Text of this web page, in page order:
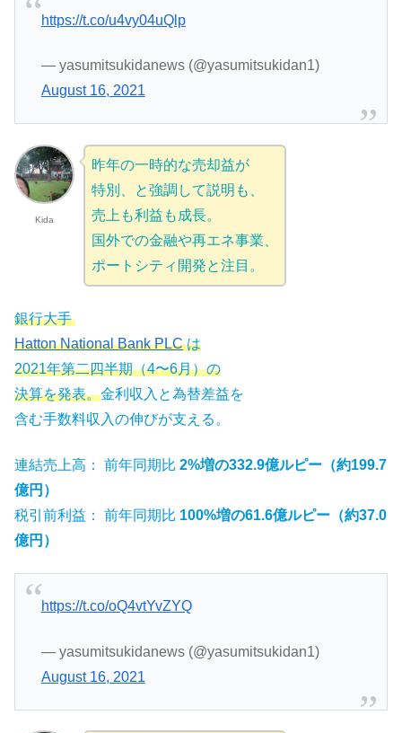
https://t.co/u4vy04uQlp
— yasumitsukidanews (@yasumitsukidan1)
August 16, 2021
Kida
昨年の一時的な売却益が
特別、と強調して説明も、
売上も利益も成長。
国外での金融や再エネ事業、
ポートシティ開発と注目。
銀行大手
Hatton National Bank PLCは
2021年第二四半期（4〜6月）の
決算を発表。金利収入と為替差益を
含む手数料収入の伸びが支える。
連結売上高： 前年同期比 2%増の332.9億ルピー（約199.7
億円）
税引前利益： 前年同期比 100%増の61.6億ルピー（約37.0
億円）
https://t.co/oQ4vtYvZYQ
— yasumitsukidanews (@yasumitsukidan1)
August 16, 2021